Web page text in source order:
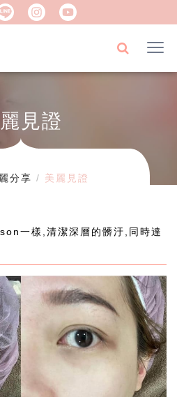
見證
分享 美麗見證
一樣,清潔深層的髒汙,同時達